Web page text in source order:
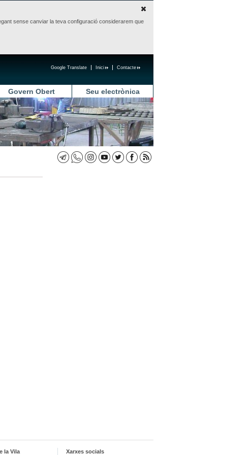
sense canviar la teva configuració considerarem que
Contacte
Inici
Google Translate
Govern Obert Seu electrònica
la Vila Xarxes socials